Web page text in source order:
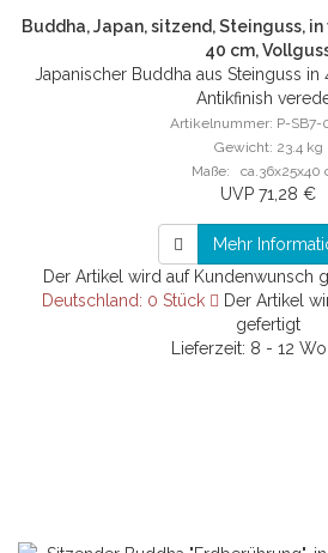
Buddha, Japan, sitzend, Steinguss,
40 cm,
Japanischer Buddha aus Steinguss
Antikfinish
Artikelnummer: P-SB7-
Gewicht: 23.4 kg
Maße: ca.36x25x40
UVP 71,28 €
Mehr
Der Artikel wird auf Kundenwunsch
Deutschland: 0 Stück
Der Artikel
gefertigt
Lieferzeit: 8 - 12